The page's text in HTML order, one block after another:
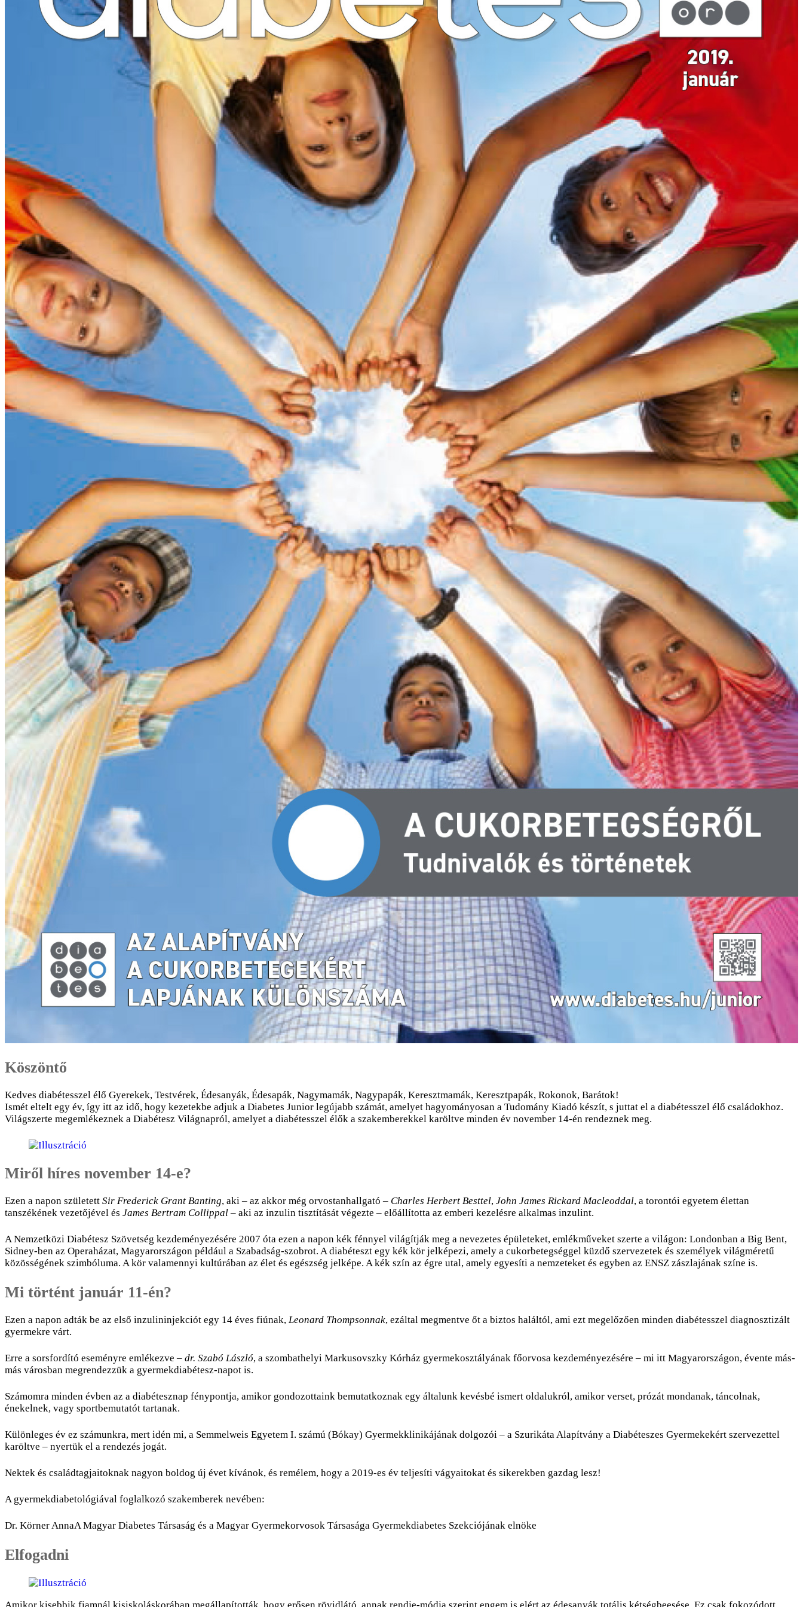
Köszöntő
Kedves diabétesszel élő Gyerekek, Testvérek, Édesanyák, Édesapák, Nagymamák, Nagypapák, Keresztmamák, Keresztpapák, Rokonok, Barátok!
Ismét eltelt egy év, így itt az idő, hogy kezetekbe adjuk a Diabetes Junior legújabb számát, amelyet hagyományosan a Tudomány Kiadó készít, s juttat el a diabétesszel élő családokhoz.
Világszerte megemlékeznek a Diabétesz Világnapról, amelyet a diabétesszel élők a szakemberekkel karöltve minden év november 14-én rendeznek meg.
Miről híres november 14-e?
Ezen a napon született Sir Frederick Grant Banting, aki – az akkor még orvostanhallgató – Charles Herbert Besttel, John James Rickard Macleoddal, a torontói egyetem élettan
tanszékének vezetőjével és James Bertram Collippal – aki az inzulin tisztítását végezte – előállította az emberi kezelésre alkalmas inzulint.
A Nemzetközi Diabétesz Szövetség kezdeményezésére 2007 óta ezen a napon kék fénnyel világítják meg a nevezetes épületeket, emlékműveket szerte a világon: Londonban a Big Bent,
Sidney-ben az Operaházat, Magyarországon például a Szabadság-szobrot. A diabéteszt egy kék kör jelképezi, amely a cukorbetegséggel küzdő szervezetek és személyek világméretű
közösségének szimbóluma. A kör valamennyi kultúrában az élet és egészség jelképe. A kék szín az égre utal, amely egyesíti a nemzeteket és egyben az ENSZ zászlajának színe is.
Mi történt január 11-én?
Ezen a napon adták be az első inzulininjekciót egy 14 éves fiúnak, Leonard Thompsonnak, ezáltal megmentve őt a biztos haláltól, ami ezt megelőzően minden diabétesszel diagnosztizált
gyermekre várt.
Erre a sorsfordító eseményre emlékezve – dr. Szabó László, a szombathelyi Markusovszky Kórház gyermekosztályának főorvosa kezdeményezésére – mi itt Magyarországon, évente más-
más városban megrendezzük a gyermekdiabétesz-napot is.
Számomra minden évben az a diabétesznap fénypontja, amikor gondozottaink bemutatkoznak egy általunk kevésbé ismert oldalukról, amikor verset, prózát mondanak, táncolnak,
énekelnek, vagy sportbemutatót tartanak.
Különleges év ez számunkra, mert idén mi, a Semmelweis Egyetem I. számú (Bókay) Gyermekklinikájának dolgozói – a Szurikáta Alapítvány a Diabéteszes Gyermekekért szervezettel
karöltve – nyertük el a rendezés jogát.
Nektek és családtagjaitoknak nagyon boldog új évet kívánok, és remélem, hogy a 2019-es év teljesíti vágyaitokat és sikerekben gazdag lesz!
A gyermekdiabetológiával foglalkozó szakemberek nevében:
Dr. Körner AnnaA Magyar Diabetes Társaság és a Magyar Gyermekorvosok Társasága Gyermekdiabetes Szekciójának elnöke
Elfogadni